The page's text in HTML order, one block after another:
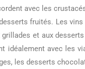
avec les
fruités. Les
et aux
idéalement avec les
les desserts